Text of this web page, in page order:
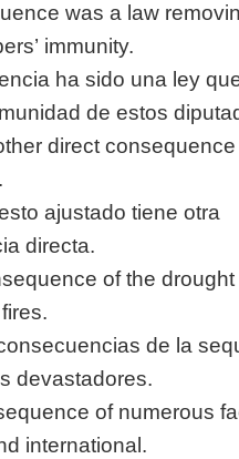
was a law
immunity.
ha sido una ley
de estos
direct consequence
ajustado tiene otra
directa.
of the drought
de la
devastadores.
of numerous
international.